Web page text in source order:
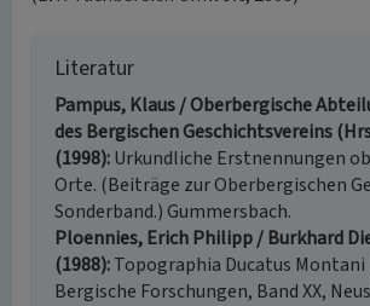
Literatur
Pampus, Klaus / Oberbergische
des Bergischen Geschichtsvereins
(1998) Urkundliche Erstnennungen
Orte. (Beiträge zur Oberbergischen
Sonderband.) Gummersbach.
Ploennies, Erich Philipp / Burkhard
(1988) Topographia Ducatus Montani
Bergische Forschungen, Band XX,